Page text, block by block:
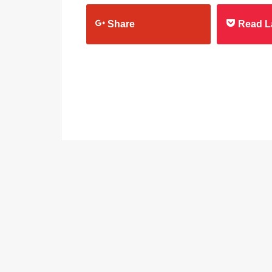
Share Read